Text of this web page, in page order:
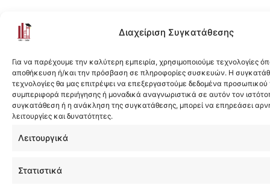
Διαχείριση Συγκατάθεσης
Για να παρέχουμε την καλύτερη εμπειρία, χρησιμοποιούμε τεχνολογίες
αποθήκευση ή/και την πρόσβαση σε πληροφορίες συσκευών. Η
τεχνολογίες θα μας επιτρέψει να επεξεργαστούμε δεδομένα
συμπεριφορά περιήγησης ή μοναδικά αναγνωριστικά σε αυτόν τον
συγκατάθεση ή η ανάκληση της συγκατάθεσης, μπορεί να επηρεάσει
λειτουργίες και δυνατότητες.
Λειτουργικά
Στατιστικά